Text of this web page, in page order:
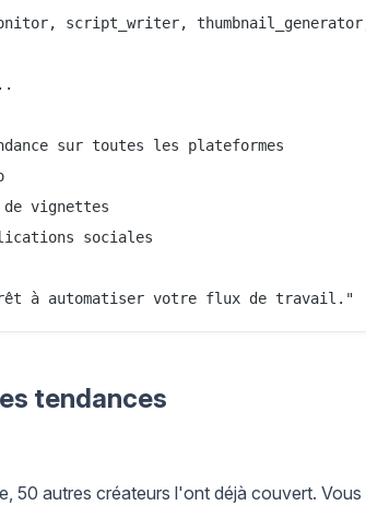
script_writer, thumbnail_generator,
sur toutes les plateformes
de vignettes
sociales
tendances
50 autres créateurs l'ont déjà couvert. Vous